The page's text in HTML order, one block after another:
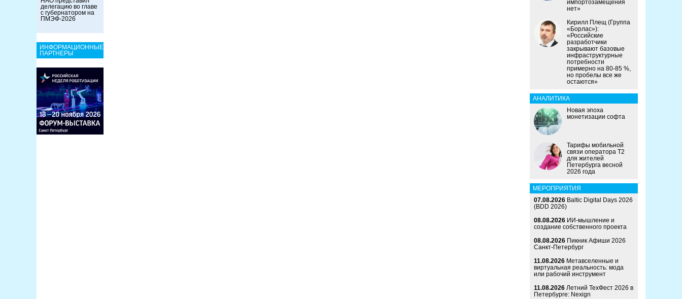
делегацию во главе
с губернатором на
ПМЭФ-2026
ИНФОРМАЦИОННЫЕ
ПАРТНЕРЫ
импортозамещения
нет»
Кирилл Плещ (Группа
«Борлас»):
«Российские
разработчики
закрывают базовые
инфраструктурные
потребности
примерно на 80-85 %,
но пробелы все же
остаются»
АНАЛИТИКА
Новая эпоха
монетизации софта
Тарифы мобильной
связи оператора Т2
для жителей
Петербурга весной
2026 года
МЕРОПРИЯТИЯ
07.08.2026 Baltic Digital Days 2026
(BDD 2026)
08.08.2026 ИИ-мышление и
создание собственного проекта
08.08.2026 Пикник Афиши 2026
Санкт-Петербург
11.08.2026 Метавселенные и
виртуальная реальность: мода
или рабочий инструмент
11.08.2026 Летний ТехФест 2026 в
Петербурге: Nexign